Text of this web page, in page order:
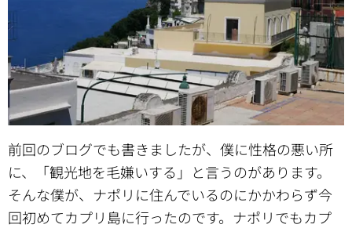
前回のブログでも書きましたが、僕に性格の悪い所
に、「観光地を毛嫌いする」と言うのがあります。
そんな僕が、ナポリに住んでいるのにかかわらず今
回初めてカプリ島に行ったのです。ナポリでもカプ